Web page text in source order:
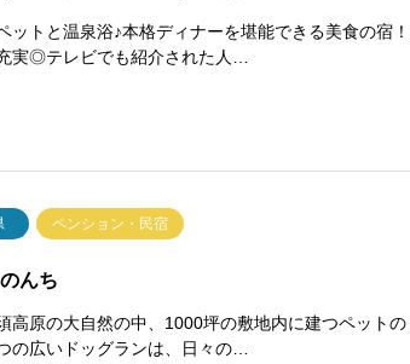
ットと温泉浴♪本格ディナーを堪能できる美食の宿！
実◎テレビでも紹介された人…
ペンション・民宿
んち
高原の大自然の中、1000坪の敷地内に建つペットの
の広いドッグランは、日々の…